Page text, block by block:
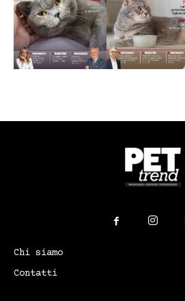
Chi siamo
Contatti